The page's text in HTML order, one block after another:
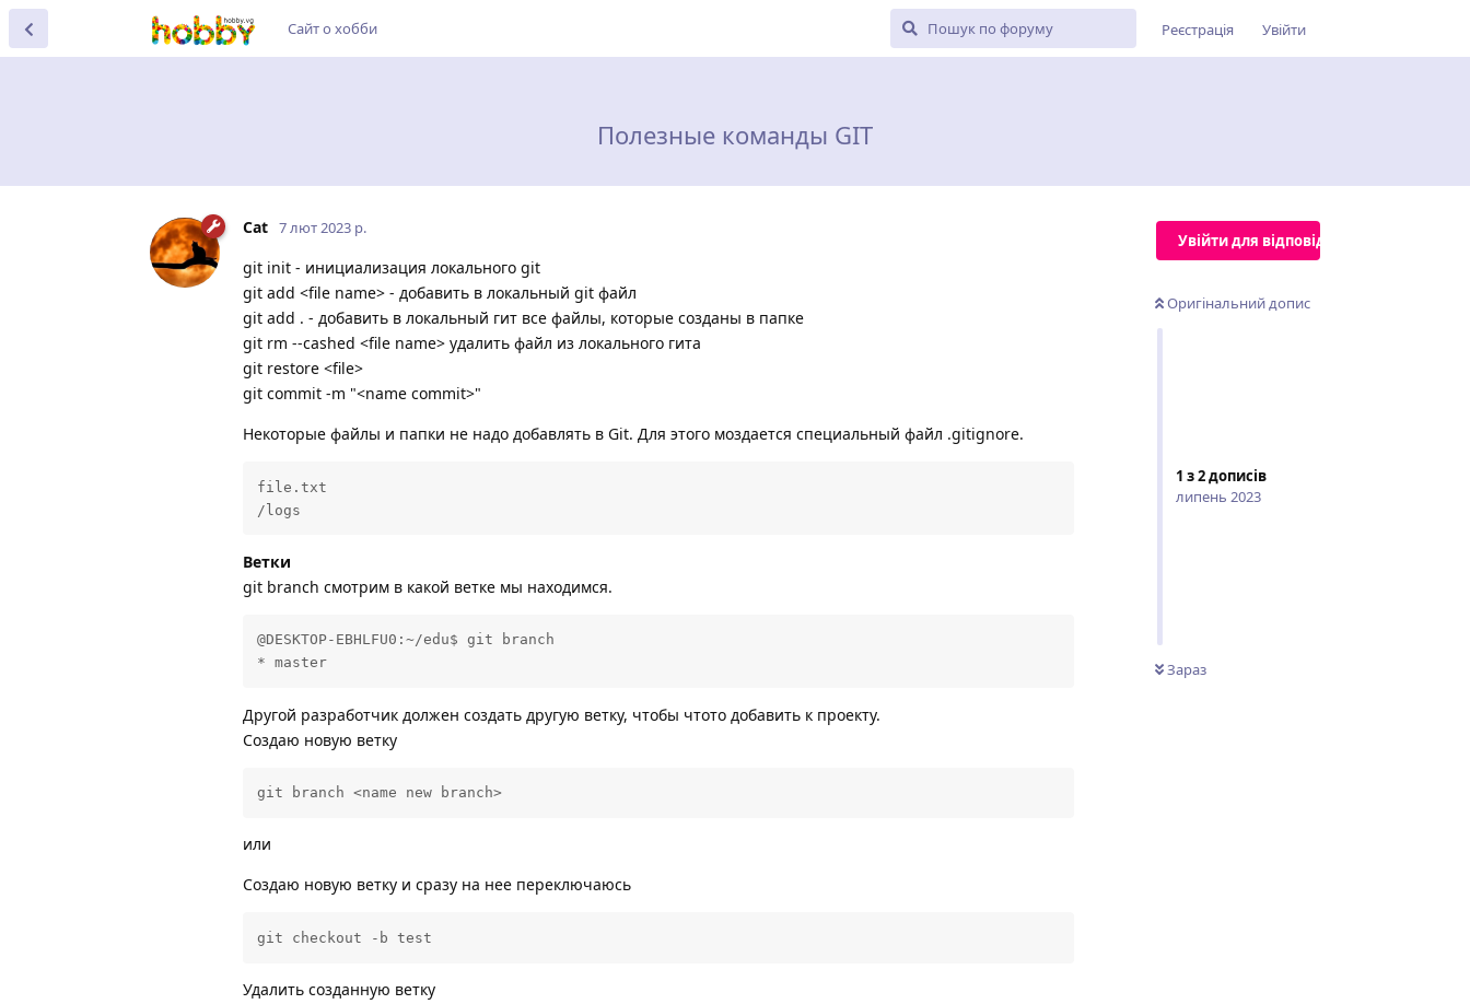
Сайт о хобби Реєстрація Увійти
Полезные команды GIT
Увійти для відповіді
Оригінальний допис
1 з2дописів
липень 2023
Зараз
Cat 7 лют 2023 р.
git init - инициализация локального git
git add <file name> - добавить в локальный git файл
git add . - добавить в локальный гит все файлы, которые созданы в папке
git rm --cashed <file name> удалить файл из локального гита
git restore <file>
git commit -m "<name commit>"
Некоторые файлы и папки не надо добавлять в Git. Для этого моздается специальный файл .gitignore.
file.txt
/logs
Ветки
git branch смотрим в какой ветке мы находимся.
@DESKTOP-EBHLFU0:~/edu$ git branch
* master
Другой разработчик должен создать другую ветку, чтобы чтото добавить к проекту.
Создаю новую ветку
git branch <name new branch>
или
Создаю новую ветку и сразу на нее переключаюсь
git checkout -b test
Удалить созданную ветку